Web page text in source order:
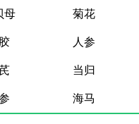
母 菊花
人参
当归
海马